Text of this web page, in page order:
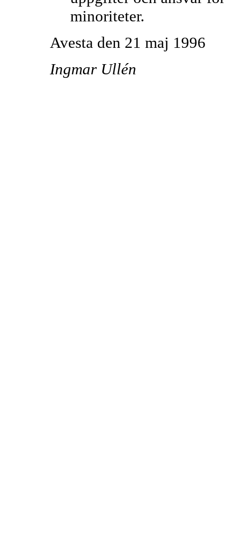
minoriteter.
Avesta den 21 maj 1996
Ingmar Ullén